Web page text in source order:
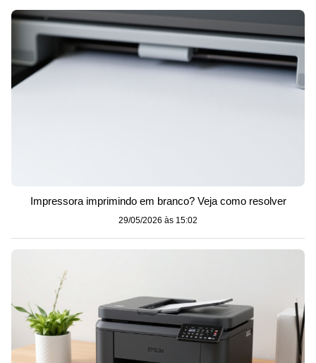
Impressora imprimindo em branco? Veja como resolver
29/05/2026 às 15:02